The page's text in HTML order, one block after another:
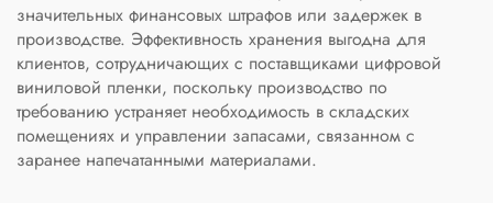
значительных финансовых штрафов или задержек в
производстве. Эффективность хранения выгодна для
клиентов, сотрудничающих с поставщиками цифровой
виниловой пленки, поскольку производство по
требованию устраняет необходимость в складских
помещениях и управлении запасами, связанном с
заранее напечатанными материалами.